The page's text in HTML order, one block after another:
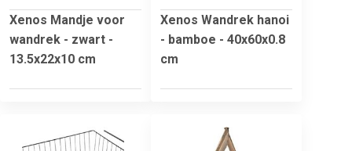
Xenos Mandje voor
wandrek - zwart -
13.5x22x10 cm
Xenos Wandrek hanoi
- bamboe - 40x60x0.8
cm